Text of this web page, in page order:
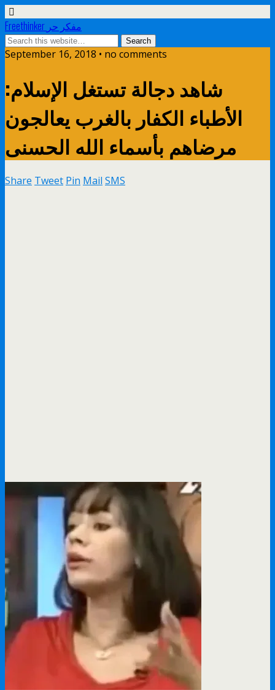
Freethinker مفكر حر
September 16, 2018 • no comments
شاهد دجالة تستغل الإسلام:
الأطباء الكفار بالغرب يعالجون
مرضاهم بأسماء الله الحسنى
Share Tweet Pin Mail SMS